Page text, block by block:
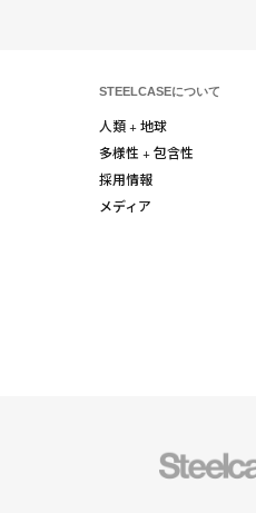
STEELCASEについて
人類 + 地球
多様性 + 包含性
採用情報
メディア
Steelcase